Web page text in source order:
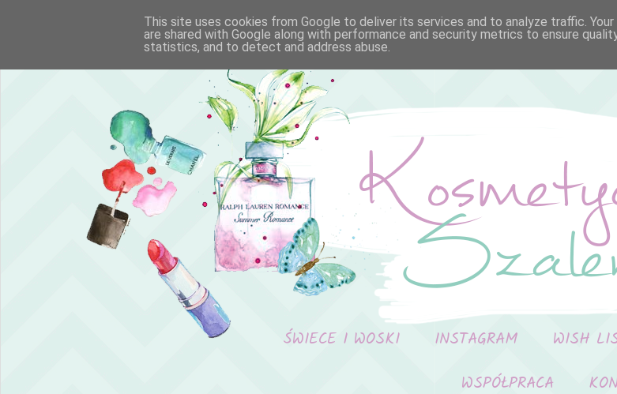
ŚWIECE I WOSKI INSTAGRAM WISH
WSPÓŁPRACA
This site uses cookies from Google to deliver its services and to analyze traffic.
are shared with Google along with performance and security metrics to ensure
statistics, and to detect and address abuse.